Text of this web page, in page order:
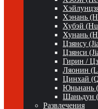
Хэнань
Хубэй
Хунань
Цзянсу
Цзянси
Гирин /
Ляонин
Цинхай
Юньнань
Шаньдун
Развлечения